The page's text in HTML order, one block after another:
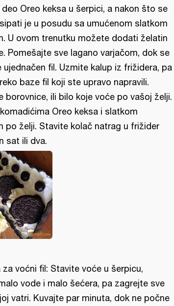
Oreo keksa u šerpici, a nakon što se
je u posudu sa umućenom slatkom
U ovom trenutku možete dodati želatin
Pomešajte sve lagano varjačom, dok se
ujednačen fil. Uzmite kalup iz frižidera, pa
baze fil koji ste upravo napravili.
borovnice, ili bilo koje voće po vašoj želji.
Oreo keksa i slatkom
po želji. Stavite kolač natrag u frižider
sat ili dva.
za voćni fil: Stavite voće u šerpicu,
vode i malo šećera, pa zagrejte sve
vatri. Kuvajte par minuta, dok ne počne